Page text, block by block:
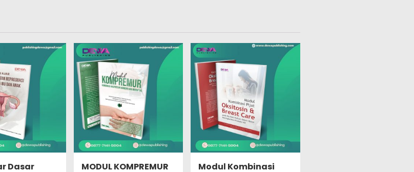
Dasar
MODUL KOMPREMUR
Modul Kombinasi